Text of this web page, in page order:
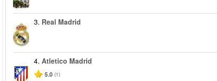
3. Real Madrid
4. Atletico Madrid
5.0 (1)